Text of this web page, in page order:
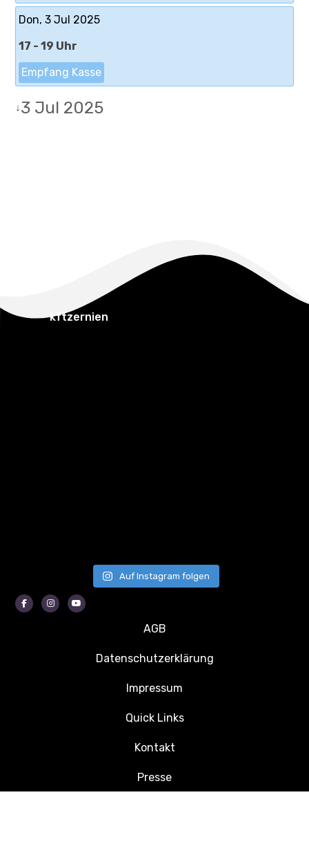
Don, 3 Jul 2025
17 - 19 Uhr
Empfang Kasse
↓3 Jul 2025
kftzernien
Auf Instagram folgen
FacebookInstagram
AGB
Datenschutzerklärung
Impressum
Quick Links
Kontakt
Presse